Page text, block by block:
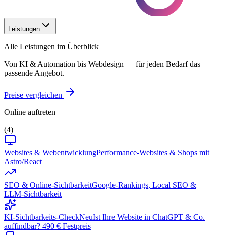
Leistungen
Alle Leistungen im Überblick
Von KI & Automation bis Webdesign — für jeden Bedarf das
passende Angebot.
Preise vergleichen
Online auftreten
(4)
Websites & WebentwicklungPerformance-Websites & Shops mit
Astro/React
SEO & Online-SichtbarkeitGoogle-Rankings, Local SEO &
LLM-Sichtbarkeit
KI-Sichtbarkeits-CheckNeuIst Ihre Website in ChatGPT & Co.
auffindbar? 490 € Festpreis